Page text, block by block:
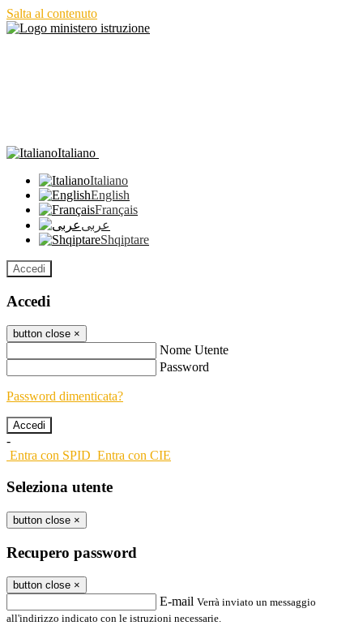
Salta al contenuto
Italiano
Italiano
English
Français
عربى
Shqiptare
Accedi
Accedi
button close ×
Nome Utente
Password
Password dimenticata?
-
Entra con SPID Entra con CIE
Seleziona utente
button close ×
Recupero password
button close ×
E-mail Verrà inviato un messaggio
all'indirizzo indicato con le istruzioni necessarie.